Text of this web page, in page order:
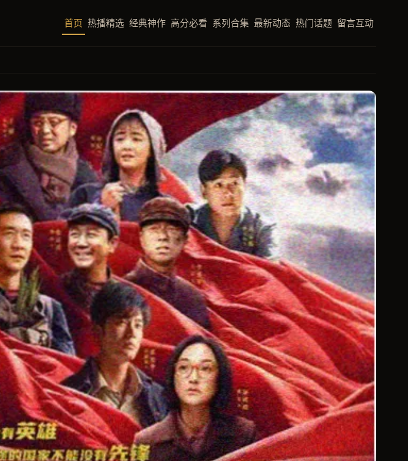
首页 热播精选 经典神作 高分必看 系列合集 最新动态 热门话题 留言互动